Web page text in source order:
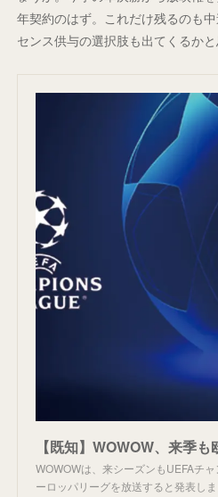
年契約のはず。これだけ残るのも
センス供与の選択肢も出てくるかと
【既知】WOWOW、来季
WOWOWは、来シーズンもUEFAチ
ーロッパリーグを放送すると発表しま